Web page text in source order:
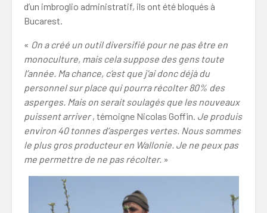
d’un imbroglio administratif, ils ont été bloqués à
Bucarest.
« On a créé un outil diversifié pour ne pas être en
monoculture, mais cela suppose des gens toute
l’année. Ma chance, c’est que j’ai donc déjà du
personnel sur place qui pourra récolter 80% des
asperges. Mais on serait soulagés que les nouveaux
puissent arriver, témoigne Nicolas Goffin. Je produis
environ 40 tonnes d’asperges vertes. Nous sommes
le plus gros producteur en Wallonie. Je ne peux pas
me permettre de ne pas récolter. »